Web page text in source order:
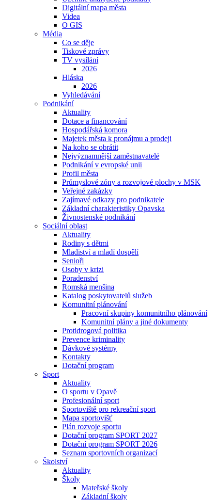
Digitální mapa města
Videa
O GIS
Média
Co se děje
Tiskové zprávy
TV vysílání
2026
Hláska
2026
Vyhledávání
Podnikání
Aktuality
Dotace a financování
Hospodářská komora
Majetek města k pronájmu a prodeji
Na koho se obrátit
Nejvýznamnější zaměstnavatelé
Podnikání v evropské unii
Profil města
Průmyslové zóny a rozvojové plochy v MSK
Veřejné zakázky
Zajímavé odkazy pro podnikatele
Základní charakteristiky Opavska
Živnostenské podnikání
Sociální oblast
Aktuality
Rodiny s dětmi
Mladiství a mladí dospělí
Senioři
Osoby v krizi
Poradenství
Romská menšina
Katalog poskytovatelů služeb
Komunitní plánování
Pracovní skupiny komunitního plánování
Komunitní plány a jiné dokumenty
Protidrogová politika
Prevence kriminality
Dávkové systémy
Kontakty
Dotační program
Sport
Aktuality
O sportu v Opavě
Profesionální sport
Sportoviště pro rekreační sport
Mapa sportovišť
Plán rozvoje sportu
Dotační program SPORT 2027
Dotační program SPORT 2026
Seznam sportovních organizací
Školství
Aktuality
Školy
Mateřské školy
Základní školy